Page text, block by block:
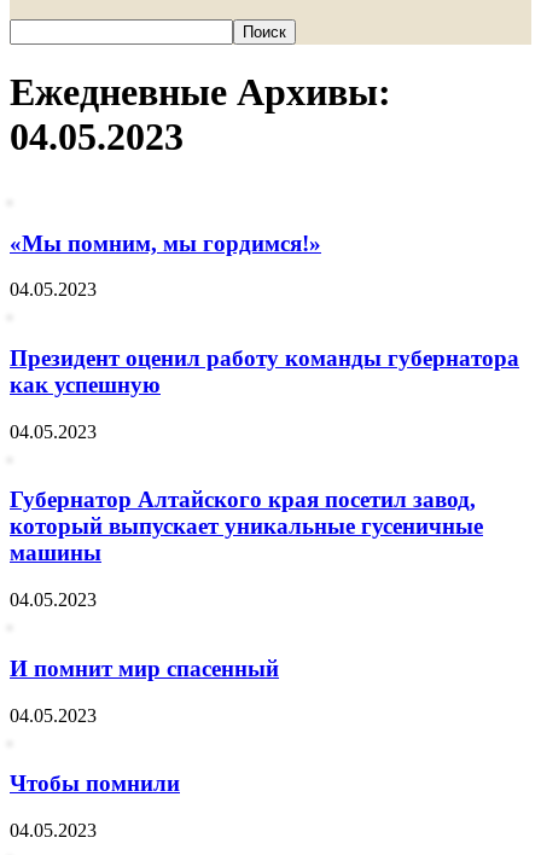
Ежедневные Архивы:
04.05.2023
«Мы помним, мы гордимся!»
04.05.2023
Президент оценил работу команды губернатора
как успешную
04.05.2023
Губернатор Алтайского края посетил завод,
который выпускает уникальные гусеничные
машины
04.05.2023
И помнит мир спасенный
04.05.2023
Чтобы помнили
04.05.2023